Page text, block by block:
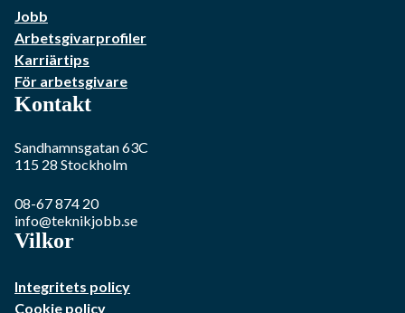
Jobb
Arbetsgivarprofiler
Karriärtips
För arbetsgivare
Kontakt
Sandhamnsgatan 63C
115 28 Stockholm
08-67 874 20
info@teknikjobb.se
Vilkor
Integritets policy
Cookie policy